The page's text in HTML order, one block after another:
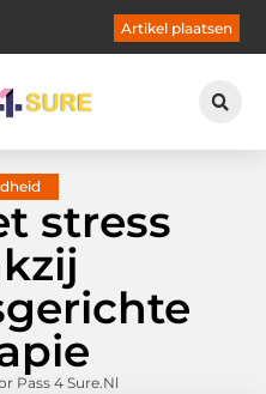
Artikel plaatsen
stress
Pass 4 Sure.nl